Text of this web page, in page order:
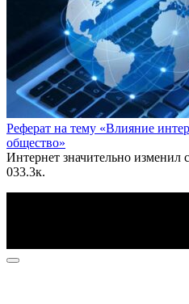
Реферат на тему «Влияние
общество»
Интернет значительно изменил
033.3к.